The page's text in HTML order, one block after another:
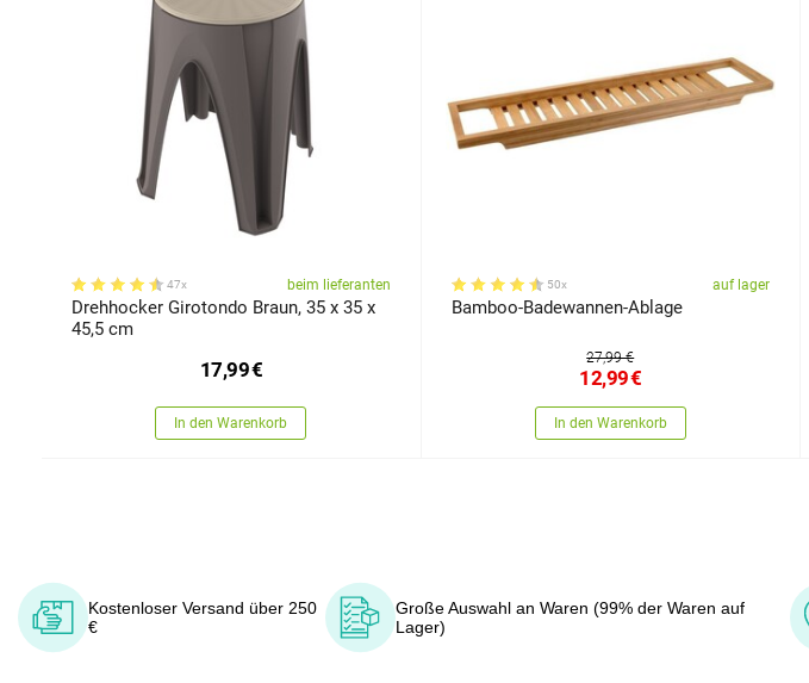
47x beim lieferanten
Drehhocker Girotondo Braun, 35 x 35 x
45,5 cm
17,99€
In den Warenkorb
50x auf lager
Bamboo-Badewannen-Ablage
27,99 €
12,99€
In den Warenkorb
Kostenloser Versand über 250
€
Große Auswahl an Waren (99% der Waren auf
Lager)